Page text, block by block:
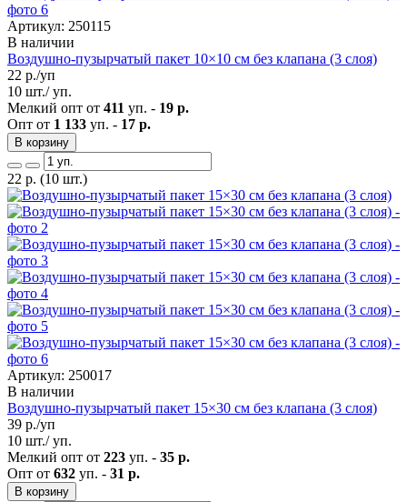
Артикул: 250115
В наличии
Воздушно-пузырчатый пакет 10×10 см без клапана (3 слоя)
22 р./уп
10 шт./ уп.
Мелкий опт от 411 уп. - 19 р.
Опт от 1 133 уп. - 17 р.
В корзину
22 р. (10 шт.)
Артикул: 250017
В наличии
Воздушно-пузырчатый пакет 15×30 см без клапана (3 слоя)
39 р./уп
10 шт./ уп.
Мелкий опт от 223 уп. - 35 р.
Опт от 632 уп. - 31 р.
В корзину